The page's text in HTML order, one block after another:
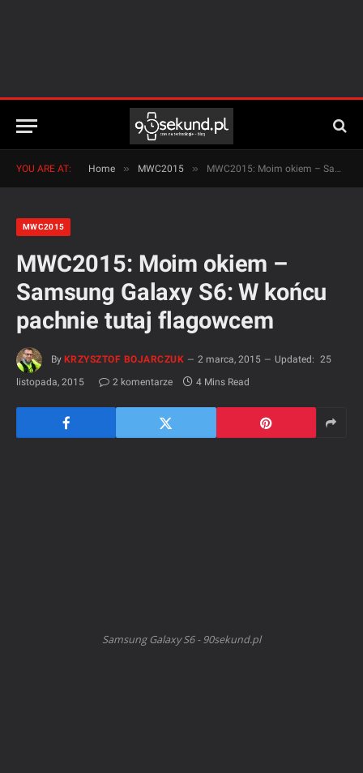
YOU ARE AT: Home » MWC2015 » MWC2015: Moim okiem – Samsung Galaxy S6: W końcu pachnie tutaj flagowcem
MWC2015
MWC2015: Moim okiem –
Samsung Galaxy S6: W końcu
pachnie tutaj flagowcem
By KRZYSZTOF BOJARCZUK 2 marca, 2015 Updated: 25
listopada, 2015
2 komentarze 4 Mins Read
Samsung Galaxy S6 - 90sekund.pl